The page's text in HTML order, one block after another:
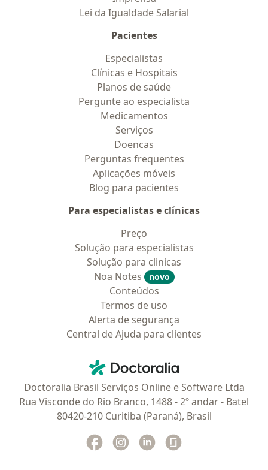
Lei da Igualdade Salarial
Pacientes
Especialistas
Clínicas e Hospitais
Planos de saúde
Pergunte ao especialista
Medicamentos
Serviços
Doencas
Perguntas frequentes
Aplicações móveis
Blog para pacientes
Para especialistas e clínicas
Preço
Solução para especialistas
Solução para clinicas
Noa Notes
novo
Conteúdos
Termos de uso
Alerta de segurança
Central de Ajuda para clientes
Doctoralia - Homepage
Doctoralia Brasil Serviços Online e Software Ltda
Rua Visconde do Rio Branco, 1488 - 2º andar - Batel
80420-210 Curitiba (Paraná), Brasil
Facebook
abre num novo separador
Instagram
abre num novo separador
Linkedin
abre num novo